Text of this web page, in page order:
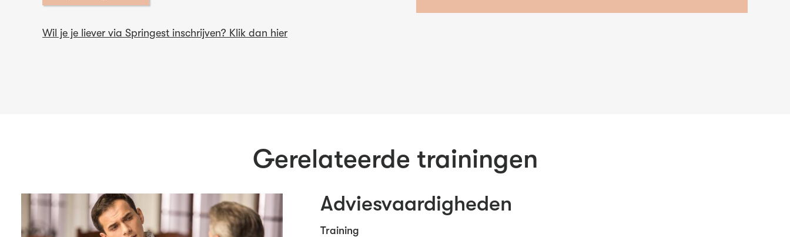
Wil je je liever via Springest inschrijven? Klik dan hier
Gerelateerde trainingen
Adviesvaardigheden
Training